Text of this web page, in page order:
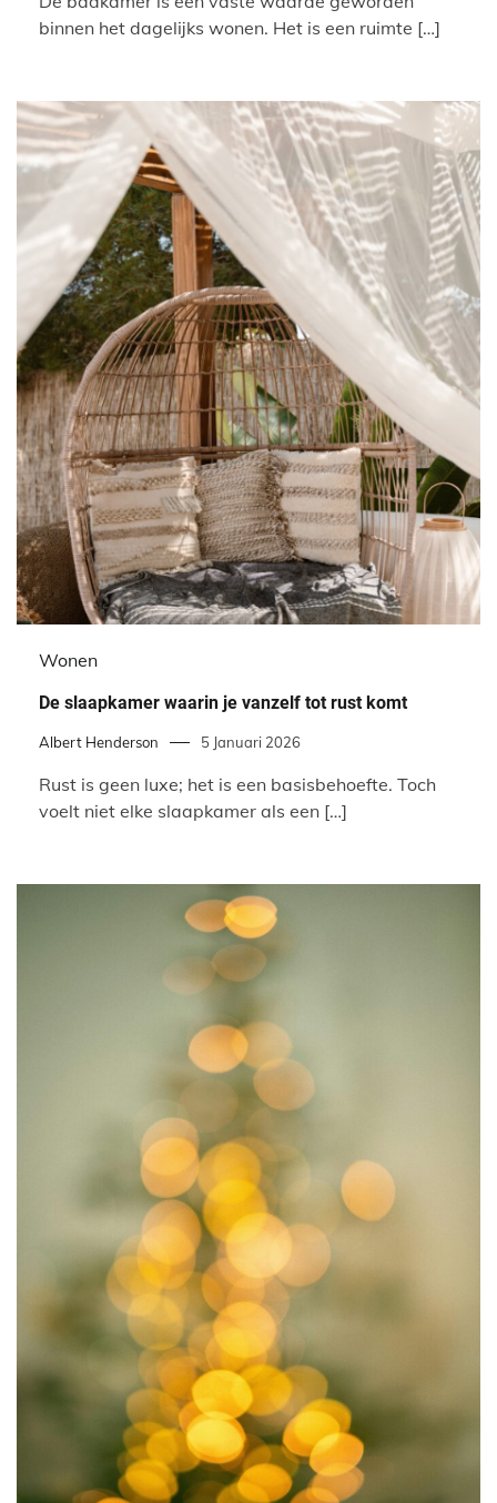
binnen het dagelijks wonen. Het is een ruimte […]
Wonen
De slaapkamer waarin je vanzelf tot rust komt
Albert Henderson 5 Januari 2026
Rust is geen luxe; het is een basisbehoefte. Toch
voelt niet elke slaapkamer als een […]